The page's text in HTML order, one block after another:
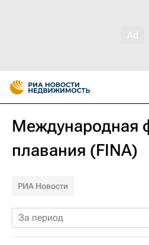
Международная
плавания (FINA)
РИА Новости
За период